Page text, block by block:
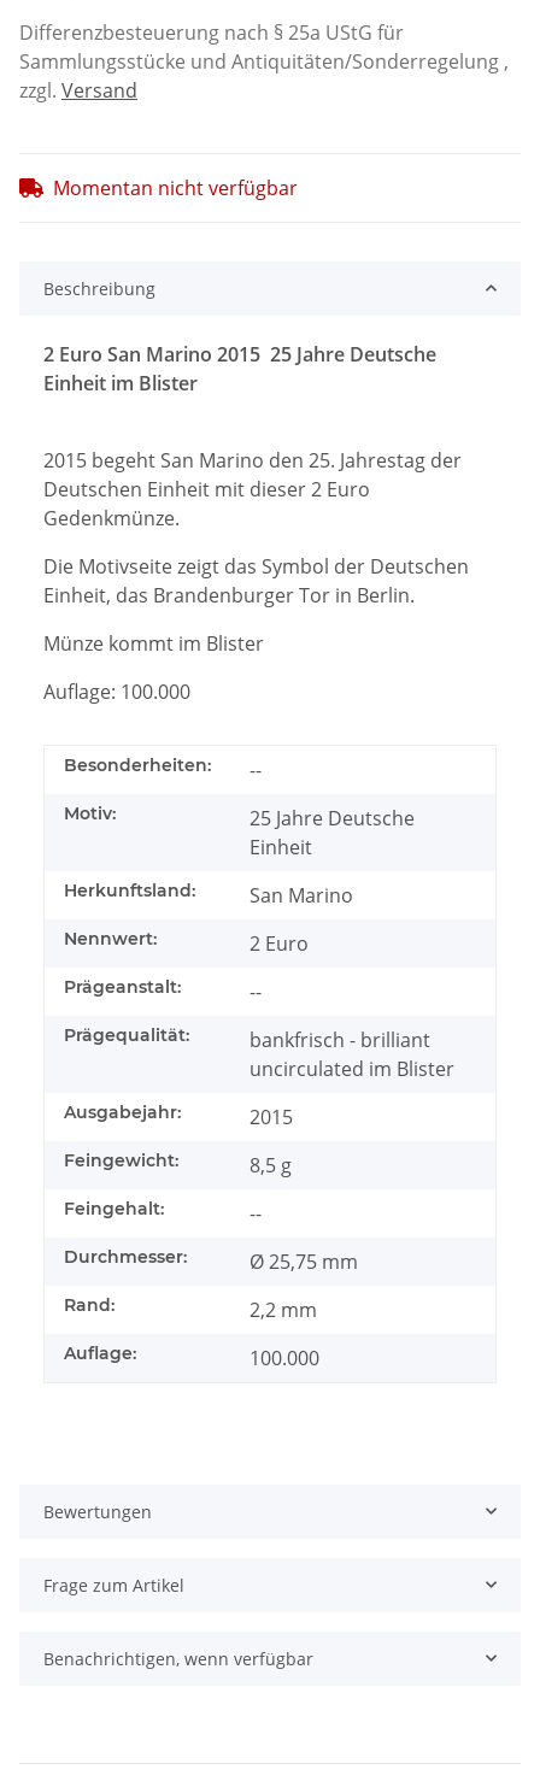
Differenzbesteuerung nach § 25a UStG für
Sammlungsstücke und Antiquitäten/Sonderregelung ,
zzgl. Versand
Momentan nicht verfügbar
Beschreibung
2 Euro San Marino 2015 25 Jahre Deutsche
Einheit im Blister
2015 begeht San Marino den 25. Jahrestag der
Deutschen Einheit mit dieser 2 Euro
Gedenkmünze.
Die Motivseite zeigt das Symbol der Deutschen
Einheit, das Brandenburger Tor in Berlin.
Münze kommt im Blister
Auflage: 100.000
Besonderheiten: --
Motiv:
25 Jahre Deutsche
Einheit
Herkunftsland: San Marino
Nennwert: 2 Euro
Prägeanstalt: --
Prägequalität:
bankfrisch - brilliant
uncirculated im Blister
Ausgabejahr: 2015
Feingewicht: 8,5 g
Feingehalt: --
Durchmesser: Ø 25,75 mm
Rand: 2,2 mm
Auflage: 100.000
Bewertungen
Frage zum Artikel
Benachrichtigen, wenn verfügbar